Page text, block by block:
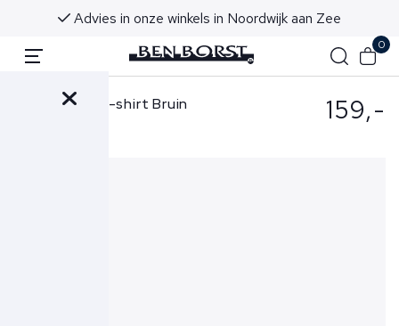
Advies in onze winkels in Noordwijk aan Zee
0
Gran Sasso T-shirt Bruin 159,-